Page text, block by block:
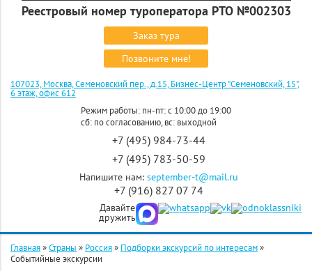
Реестровый номер туроператора РТО №002303
Заказ тура
Позвоните мне!
107023, Москва, Семеновский пер., д.15, Бизнес-Центр "Семеновский, 15",
6 этаж, офис 612
Режим работы: пн-пт: с 10:00 до 19:00
сб: по согласованию, вс: выходной
+7 (495) 984-73-44
+7 (495) 783-50-59
Напишите нам: september-t@mail.ru
+7 (916) 827 07 74
Давайте
дружить
КРУИЗЫ
ЗАКАЗ ТУРА
ЭКСКУРСИОННЫЕ ТУРЫ
Главная»Страны » Россия» Подборки экскурсий по интересам»
Событийные экскурсии